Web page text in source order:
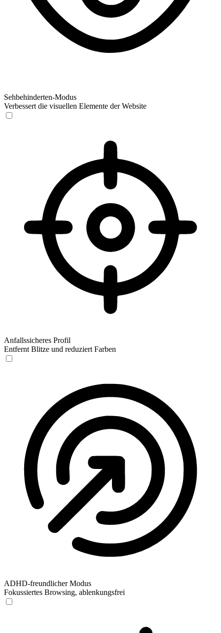
Sehbehinderten-Modus
Verbessert die visuellen Elemente der Website
Anfallssicheres Profil
Entfernt Blitze und reduziert Farben
ADHD-freundlicher Modus
Fokussiertes Browsing, ablenkungsfrei